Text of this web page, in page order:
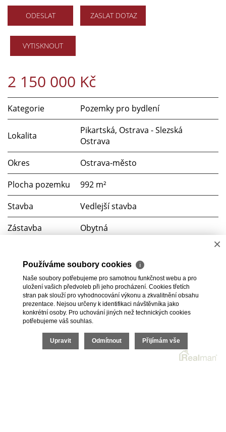
ODESLAT ZASLAT DOTAZ
VYTISKNOUT
2 150 000 Kč
Kategorie Pozemky pro bydlení
Lokalita
Pikartská, Ostrava - Slezská
Ostrava
Okres
Ostrava-město
Plocha pozemku
992 m²
Stavba
Vedlejší stavba
Zástavba
Obytná
Doprava
Vlak, Dálnice, Silnice, MHD,
Autobus
2026 © Real Reality Klíč, s.r.o., všechna práva vyhrazena |
Ochrana osobních údajů
Cookies
Realitní SWRealman
×
Používáme soubory cookies ℹ
Naše soubory potřebujeme pro samotnou funkčnost webu a pro
uložení vašich předvoleb při jeho procházení. Cookies třetích
stran pak slouží pro vyhodnocování výkonu a zkvalitnění obsahu
prezentace. Nejsou určeny k identifikaci návštěvníka jako
konkrétní osoby. Pro uchování jiných než technických cookies
potřebujeme váš souhlas.
Upravit Odmítnout Přijímám vše